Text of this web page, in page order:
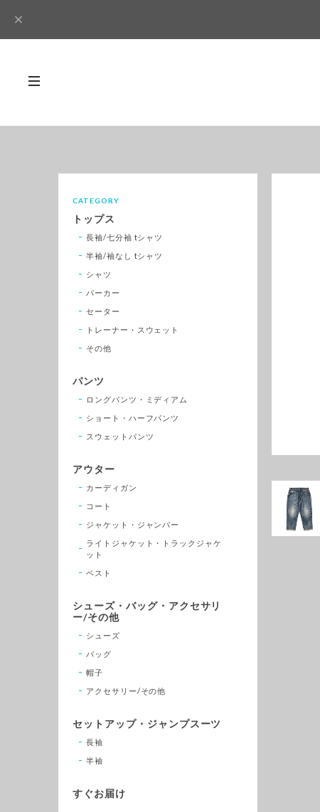
CATEGORY
トップス
長袖/七分袖 tシャツ
半袖/袖なし tシャツ
シャツ
パーカー
セーター
トレーナー・スウェット
その他
パンツ
ロングパンツ・ミディアム
ショート・ハーフパンツ
スウェットパンツ
アウター
カーディガン
コート
ジャケット・ジャンパー
ライトジャケット・トラックジャケ
ット
ベスト
シューズ・バッグ・アクセサリ
ー/その他
シューズ
バッグ
帽子
アクセサリー/その他
セットアップ・ジャンプスーツ
長袖
半袖
すぐお届け